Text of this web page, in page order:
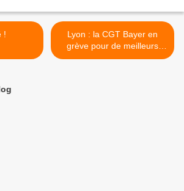
!
Lyon : la CGT Bayer en
grève pour de meilleurs
salaires >